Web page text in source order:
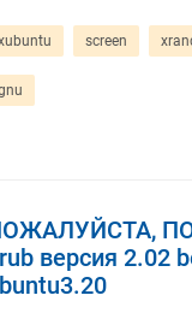
screen
версия 2.02